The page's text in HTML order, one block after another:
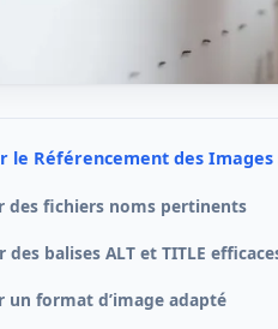
le Référencement des Images
des fichiers noms pertinents
des balises ALT et TITLE
un format d’image adapté